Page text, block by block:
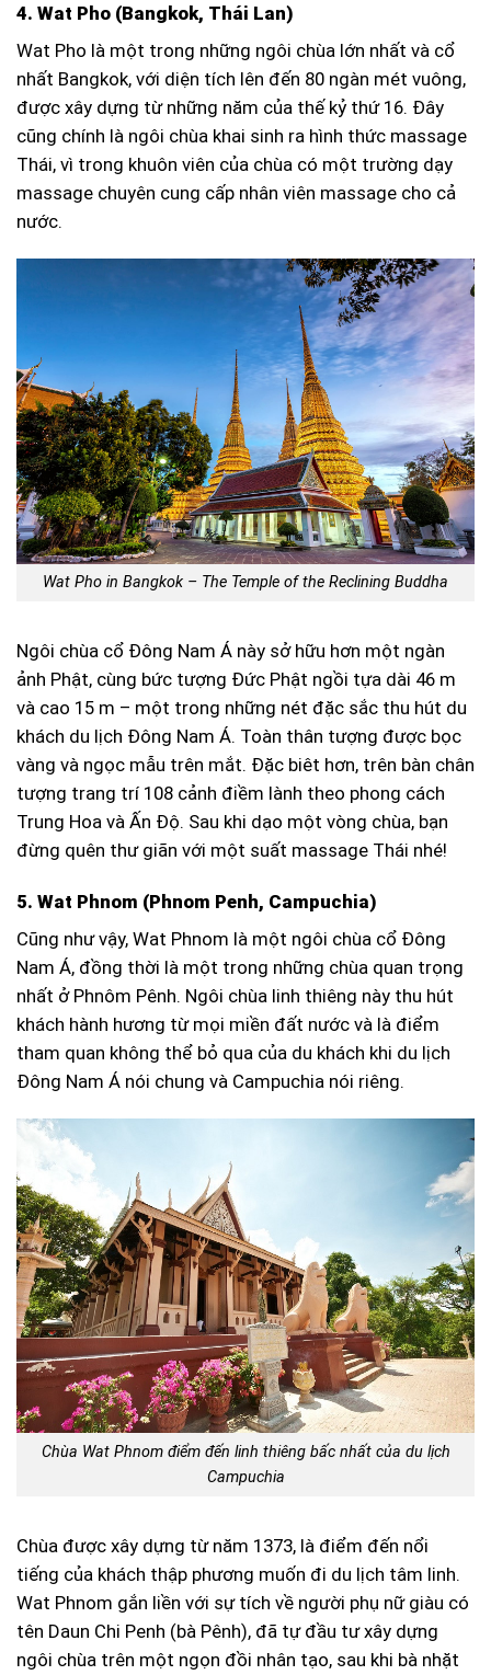
4. Wat Pho (Bangkok, Thái Lan)
Wat Pho là một trong những ngôi chùa lớn nhất và cổ
nhất Bangkok, với diện tích lên đến 80 ngàn mét vuông,
được xây dựng từ những năm của thế kỷ thứ 16. Đây
cũng chính là ngôi chùa khai sinh ra hình thức massage
Thái, vì trong khuôn viên của chùa có một trường dạy
massage chuyên cung cấp nhân viên massage cho cả
nước.
Wat Pho in Bangkok – The Temple of the Reclining Buddha
Ngôi chùa cổ Đông Nam Á này sở hữu hơn một ngàn
ảnh Phật, cùng bức tượng Đức Phật ngồi tựa dài 46 m
và cao 15 m – một trong những nét đặc sắc thu hút du
khách du lịch Đông Nam Á. Toàn thân tượng được bọc
vàng và ngọc mẫu trên mắt. Đặc biêt hơn, trên bàn chân
tượng trang trí 108 cảnh điềm lành theo phong cách
Trung Hoa và Ấn Độ. Sau khi dạo một vòng chùa, bạn
đừng quên thư giãn với một suất massage Thái nhé!
5. Wat Phnom (Phnom Penh, Campuchia)
Cũng như vậy, Wat Phnom là một ngôi chùa cổ Đông
Nam Á, đồng thời là một trong những chùa quan trọng
nhất ở Phnôm Pênh. Ngôi chùa linh thiêng này thu hút
khách hành hương từ mọi miền đất nước và là điểm
tham quan không thể bỏ qua của du khách khi du lịch
Đông Nam Á nói chung và Campuchia nói riêng.
Chùa Wat Phnom điểm đến linh thiêng bấc nhất của du lịch
Campuchia
Chùa được xây dựng từ năm 1373, là điểm đến nổi
tiếng của khách thập phương muốn đi du lịch tâm linh.
Wat Phnom gắn liền với sự tích về người phụ nữ giàu có
tên Daun Chi Penh (bà Pênh), đã tự đầu tư xây dựng
ngôi chùa trên một ngọn đồi nhân tạo, sau khi bà nhặt